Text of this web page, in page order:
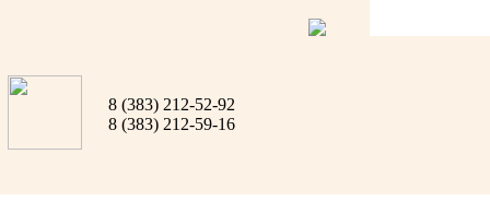
8 (383) 212-52-92
8 (383) 212-59-16